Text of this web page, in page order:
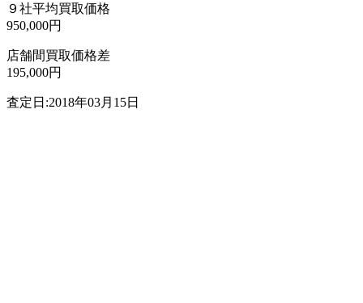
９社平均買取価格
950,000円
店舗間買取価格差
195,000円
査定日:2018年03月15日